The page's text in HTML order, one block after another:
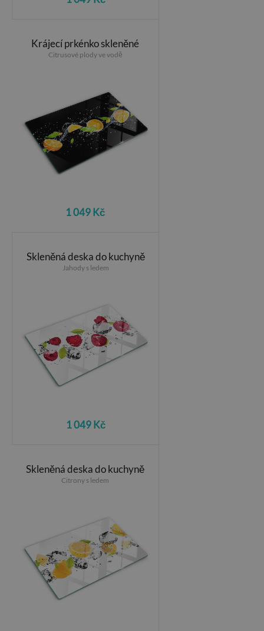
Krájecí prkénko skleněné
Citrusové plody ve vodě
1 049 Kč
Skleněná deska do kuchyně
Jahody s ledem
1 049 Kč
Skleněná deska do kuchyně
Citrony s ledem